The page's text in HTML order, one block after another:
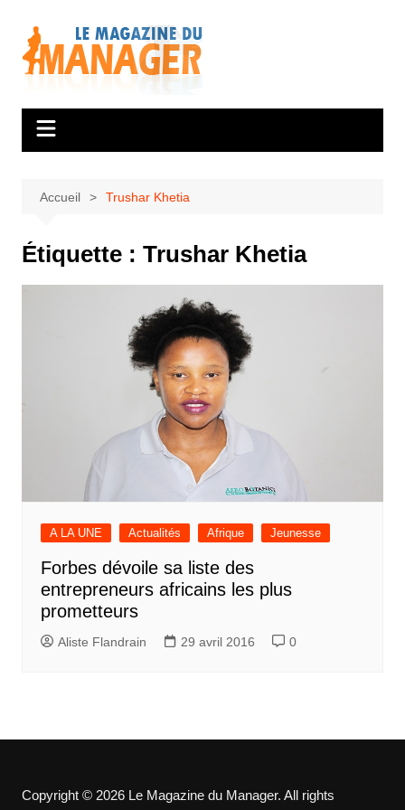
contenu
Accueil Trushar Khetia
Étiquette : Trushar Khetia
A LA UNE Actualités Afrique Jeunesse
Forbes dévoile sa liste des
entrepreneurs africains les plus
prometteurs
Aliste Flandrain 29 avril 2016 0
Copyright © 2026 Le Magazine du Manager. All rights